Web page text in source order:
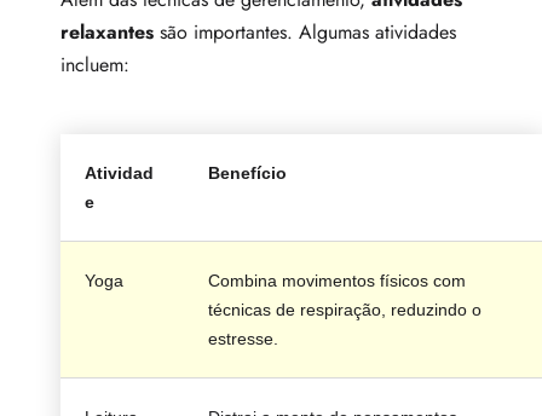
relaxantes são importantes. Algumas atividades
incluem:
Atividad
e
Benefício
Yoga
Combina movimentos físicos com
técnicas de respiração, reduzindo o
estresse.